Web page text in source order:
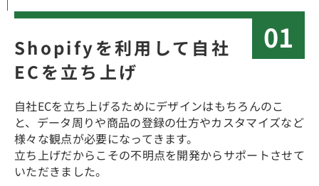
01
Shopifyを利用して自社
ECを立ち上げ
自社ECを立ち上げるためにデザインはもちろんのこ
と、データ周りや商品の登録の仕方やカスタマイズなど
様々な観点が必要になってきます。
立ち上げだからこその不明点を開発からサポートさせて
いただきました。